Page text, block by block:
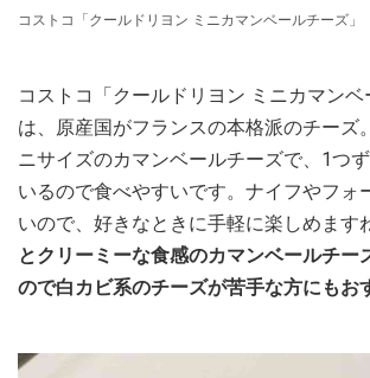
コストコ「クールドリヨン ミニカマンベールチーズ」
コストコ「クールドリヨン ミニカマンベ
は、原産国がフランスの本格派のチーズ
ニサイズのカマンベールチーズで、1つ
いるので食べやすいです。ナイフやフォ
いので、好きなときに手軽に楽しめます
とクリーミーな食感のカマンベールチー
ので白カビ系のチーズが苦手な方にもお